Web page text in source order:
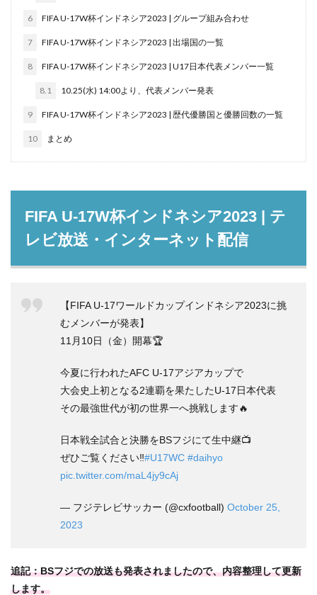
6 FIFA U-17W杯インドネシア2023 | グループ組み合わせ
7 FIFA U-17W杯インドネシア2023 | 出場国の一覧
8 FIFA U-17W杯インドネシア2023 | U17日本代表メンバー一覧
8.1 10.25(水) 14:00より、代表メンバー発表
9 FIFA U-17W杯インドネシア2023 | 歴代優勝国と優勝回数の一覧
10 まとめ
FIFA U-17W杯インドネシア2023 | テ
レビ放送・インターネット配信
【FIFA U-17ワールドカップインドネシア2023に挑
むメンバーが発表】
11月10日（金）開幕🏆
今夏に行われたAFC U-17アジアカップで
大会史上初となる2連覇を果たしたU-17日本代表
その最強世代が初の世界一へ挑戦します🔥
日本戦全試合と決勝をBSフジにて生中継📺
ぜひご覧ください‼️#U17WC #daihyo
pic.twitter.com/maL4jy9cAj
— フジテレビサッカー (@cxfootball) October 25,
2023
追記：BSフジでの放送も発表されましたので、内容整理して更新
します。